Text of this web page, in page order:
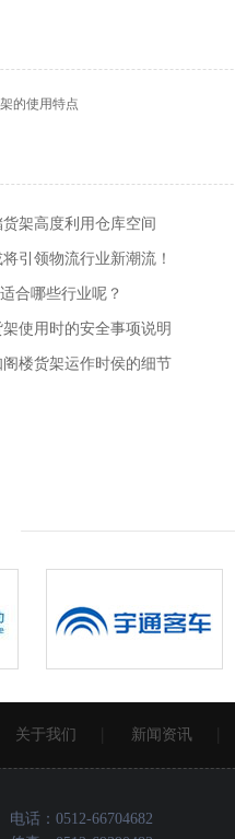
的使用特点
架高度利用仓库空间
引领物流行业新潮流！
合哪些行业呢？
使用时的安全事项说明
楼货架运作时侯的细节
关于我们 新闻资讯
电话：0512-66704682